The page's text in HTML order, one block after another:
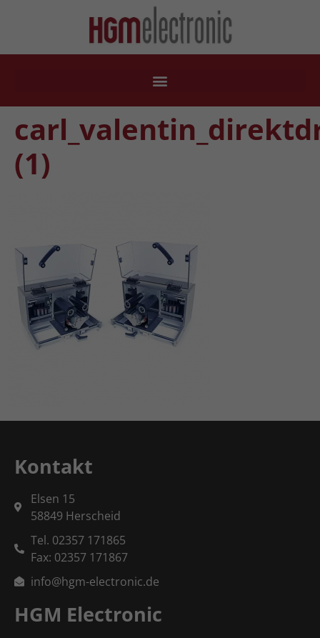
(1)
Kontakt
Elsen 15
58849 Herscheid
Tel. 02357 171865
Fax: 02357 171867
info@hgm-electronic.de
HGM Electronic